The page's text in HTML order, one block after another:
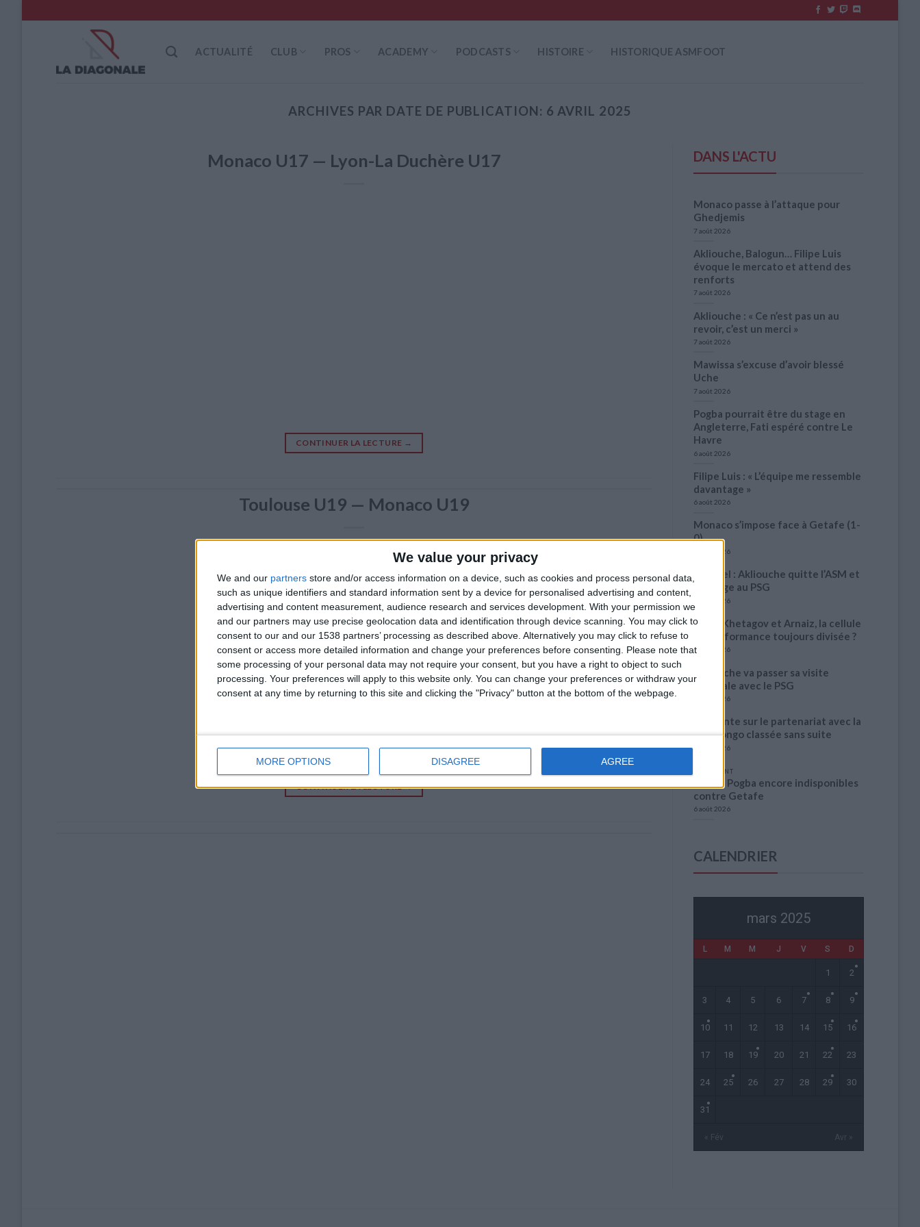
We value your privacy
We and our partners store and/or access information on a device, such as cookies and process personal data,
such as unique identifiers and standard information sent by a device for personalised advertising and content,
advertising and content measurement, audience research and services development. With your permission we
and our partners may use precise geolocation data and identification through device scanning. You may click to
consent to our and our 1538 partners’ processing as described above. Alternatively you may click to refuse to
consent or access more detailed information and change your preferences before consenting.
Please note that
some processing of your personal data may not require your consent, but you have a right to object to such
processing. Your preferences will apply to this website only. You can change your preferences or withdraw your
consent at any time by returning to this site and clicking the "Privacy" button at the bottom of the webpage.
MORE OPTIONS DISAGREE AGREE
to
ACTUALITÉ CLUB PROS ACADEMY PODCASTS HISTOIRE HISTORIQUE ASMFOOT
ARCHIVES PAR DATE DE PUBLICATION: 6 AVRIL 2025
Monaco U17 — Lyon-La Duchère U17
CONTINUER LA LECTURE →
Toulouse U19 — Monaco U19
CONTINUER LA LECTURE→
DANS L'ACTU
Monaco passe à l’attaque pour
Ghedjemis
7 août 2026
Akliouche, Balogun… Filipe Luis
évoque le mercato et attend des
renforts
7 août 2026
Akliouche : « Ce n’est pas un au
revoir, c’est un merci »
7 août 2026
Mawissa s’excuse d’avoir blessé
Uche
7 août 2026
Pogba pourrait être du stage en
Angleterre, Fati espéré contre Le
Havre
6 août 2026
Filipe Luis : « L’équipe me ressemble
davantage »
6 août 2026
Monaco s’impose face à Getafe (1-
0)
6 août 2026
Officiel : Akliouche quitte l’ASM et
s’engage au PSG
6 août 2026
Entre Khetagov et Arnaiz, la cellule
de performance toujours divisée ?
6 août 2026
Akliouche va passer sa visite
médicale avec le PSG
6 août 2026
La plainte sur le partenariat avec la
R.D. Congo classée sans suite
6 août 2026
1 COMMENT
Fati et Pogba encore indisponibles
contre Getafe
6 août 2026
CALENDRIER
mars 2025
L M M J V S D
« Fév Avr »
1 2
3 4 5 6 7 8 9
10 11 12 13 14 15 16
17 18 19 20 21 22 23
24 25 26 27 28 29 30
31